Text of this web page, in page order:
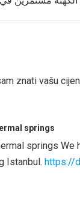
znati vašu
springs
springs We
Istanbul. https://